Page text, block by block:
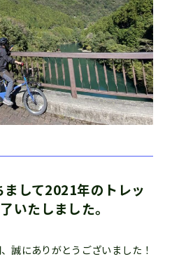
して2021年のトレッ
いたしました。
誠にありがとうございました！